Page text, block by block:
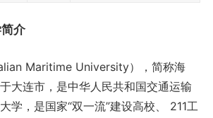
介
Maritime University），简称海
大连市，是中华人民共和国交通运输
学，是国家“双一流”建设高校、 211工